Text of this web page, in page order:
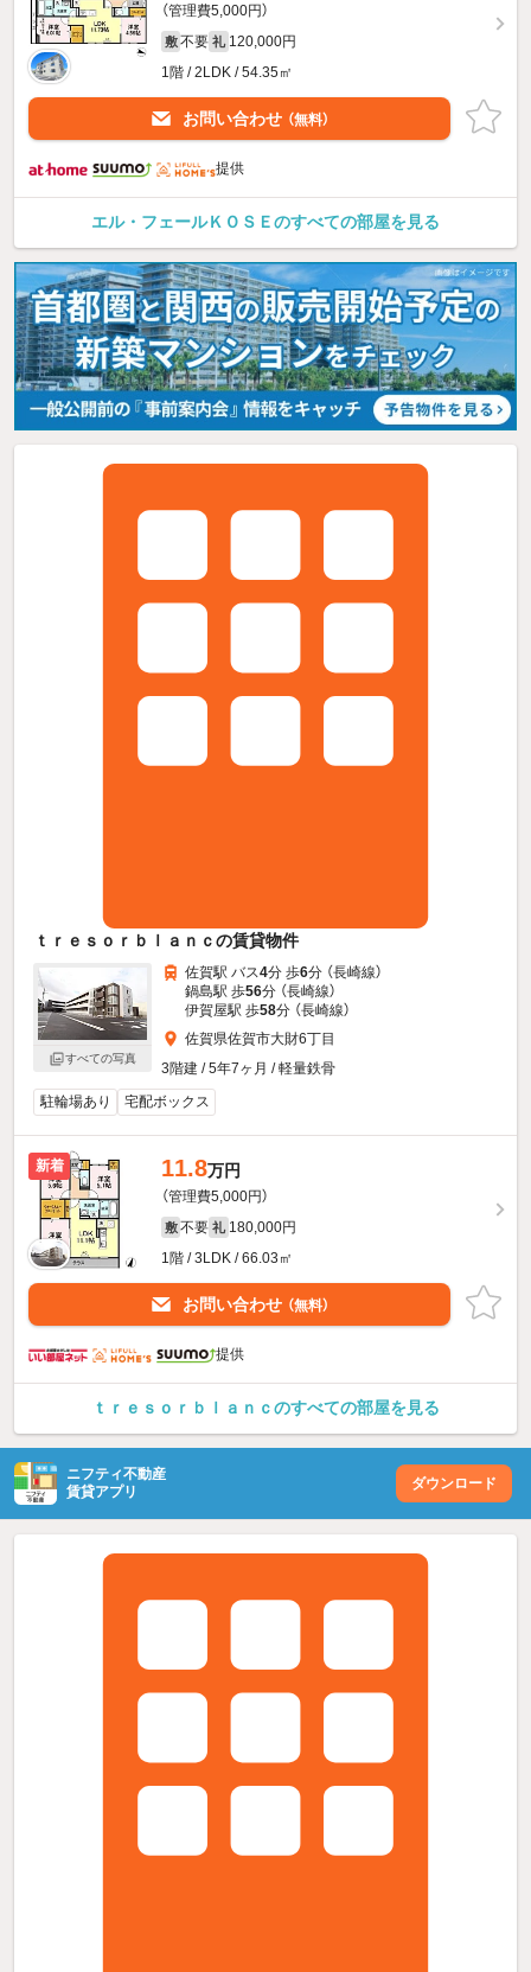
（管理費5,000円）
敷 不要 礼 120,000円
1階 / 2LDK / 54.35㎡
お問い合わせ （無料）
提供
エル・フェールＫＯＳＥのすべての部屋を見る
ｔｒｅｓｏｒｂｌａｎｃの賃貸物件
すべての写真
佐賀駅 バス4分 歩6分 （長崎線）
鍋島駅 歩56分 （長崎線）
伊賀屋駅 歩58分 （長崎線）
佐賀県佐賀市大財6丁目
3階建 / 5年7ヶ月 / 軽量鉄骨
駐輪場あり
宅配ボックス
新着 11.8万円
（管理費5,000円）
敷 不要 礼 180,000円
1階 / 3LDK / 66.03㎡
お問い合わせ （無料）
提供
ｔｒｅｓｏｒｂｌａｎｃのすべての部屋を見る
ニフティ不動産
賃貸アプリ
ダウンロード